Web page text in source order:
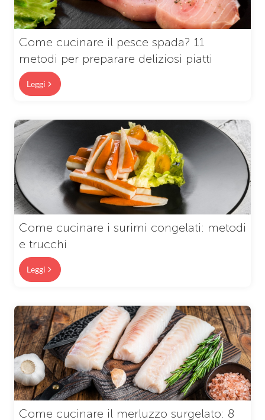
Come cucinare il pesce spada? 11
metodi per preparare deliziosi piatti
Leggi
Come cucinare i surimi congelati: metodi
e trucchi
Leggi
Come cucinare il merluzzo surgelato: 8